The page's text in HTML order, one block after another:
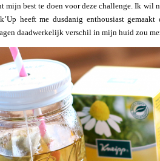
mijn best te doen voor deze challenge. Ik wil
heeft me dusdanig enthousiast
daadwerkelijk verschil in mijn huid zou